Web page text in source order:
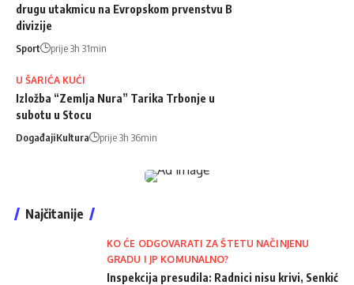
drugu utakmicu na Evropskom prvenstvu B
divizije
Sport prije 3h 31min
U ŠARIĆA KUĆI
Izložba “Zemlja Nura” Tarika Trbonje u
subotu u Stocu
DogađajiKultura prije 3h 36min
Najčitanije
KO ĆE ODGOVARATI ZA ŠTETU NAČINJENU
GRADU I JP KOMUNALNO?
Inspekcija presudila: Radnici nisu krivi, Senkić